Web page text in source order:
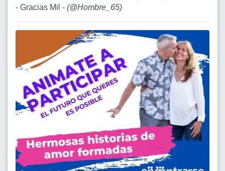
- Gracias Mil - (@Hombre_65)